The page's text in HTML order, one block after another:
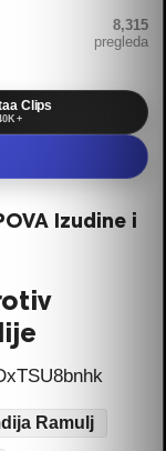
8,315
pregleda
Clips
Izudine i
Ramulj